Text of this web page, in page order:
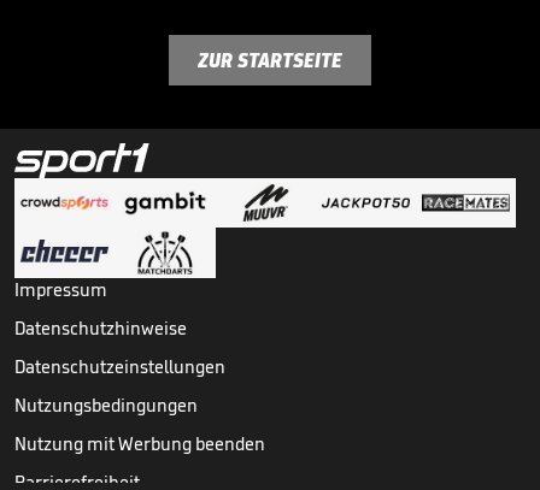
ZUR STARTSEITE
Impressum
Datenschutzhinweise
Datenschutzeinstellungen
Nutzungsbedingungen
Nutzung mit Werbung beenden
Barrierefreiheit